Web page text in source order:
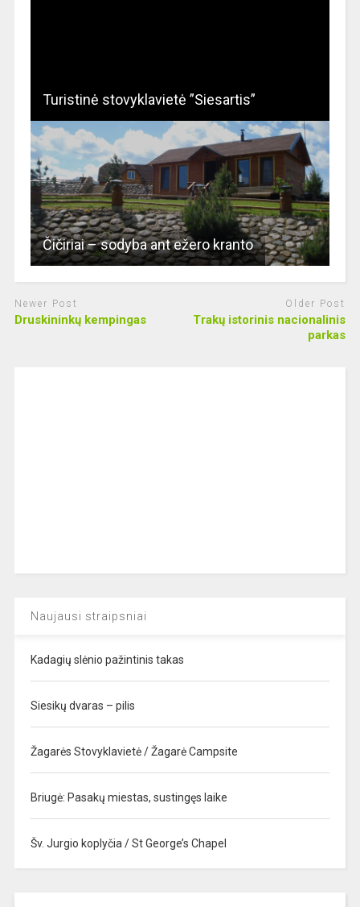
Turistinė stovyklavietė ”Siesartis”
Čičiriai – sodyba ant ežero kranto
Newer Post
Druskininkų kempingas
Older Post
Trakų istorinis nacionalinis
parkas
Naujausi straipsniai
Kadagių slėnio pažintinis takas
Siesikų dvaras – pilis
Žagarės Stovyklavietė / Žagarė Campsite
Briugė: Pasakų miestas, sustingęs laike
Šv. Jurgio koplyčia / St George’s Chapel